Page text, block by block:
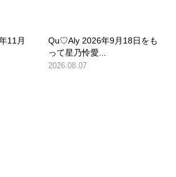
11月
Qu♡Aly 2026年9月18日をも
って星乃怜愛...
2026.08.07